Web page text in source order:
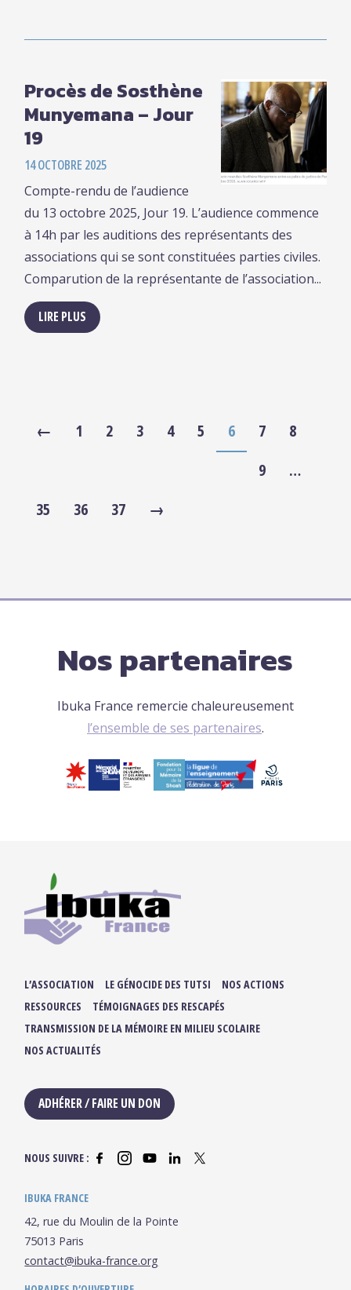
Procès de Sosthène
Munyemana – Jour
19
14 OCTOBRE 2025
Compte-rendu de l’audience
du 13 octobre 2025, Jour 19. L’audience commence
à 14h par les auditions des représentants des
associations qui se sont constituées parties civiles.
Comparution de la représentante de l’association...
LIRE PLUS
← 1 2 3 4 5 6 7
8
9
…
35
36 37 →
Nos partenaires
Ibuka France remercie chaleureusement
l’ensemble de ses partenaires.
L’ASSOCIATION LE GÉNOCIDE DES TUTSI
NOS ACTIONS
RESSOURCES
TÉMOIGNAGES DES RESCAPÉS
TRANSMISSION DE LA MÉMOIRE EN MILIEU SCOLAIRE
NOS ACTUALITÉS
ADHÉRER / FAIRE UN DON
NOUS SUIVRE :
IBUKA FRANCE
42, rue du Moulin de la Pointe
75013 Paris
contact@ibuka-france.org